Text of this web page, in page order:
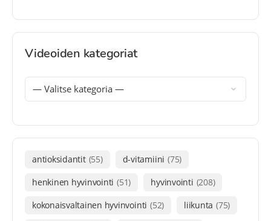
Videoiden kategoriat
antioksidantit (55) d-vitamiini (75)
henkinen hyvinvointi (51) hyvinvointi (208)
kokonaisvaltainen hyvinvointi (52) liikunta (75)